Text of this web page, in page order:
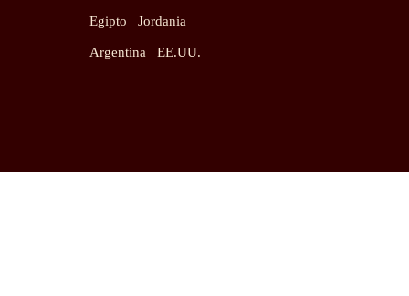
Egipto Jordania
Argentina EE.UU.